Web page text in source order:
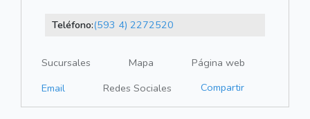
Teléfono:(593 4) 2272520
Sucursales Mapa
Página web
Email
Redes Sociales Compartir